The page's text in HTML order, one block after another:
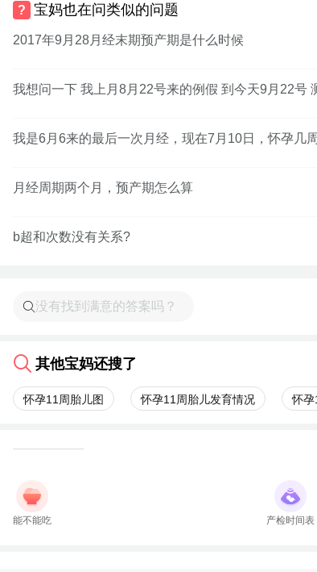
宝妈也在问类似的问题
2017年9月28月经末期预产期是什么时候
我想问一下 我上月8月22号来的例假 到今天9月22号
我是6月6来的最后一次月经，现在7月10日，怀孕几
月经周期两个月，预产期怎么算
b超和次数没有关系?
其他宝妈还搜了
怀孕11周胎儿图 怀孕11周胎儿发育情况 怀孕
能不能吃 产检时间表